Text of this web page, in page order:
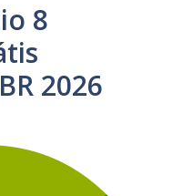
8
2026